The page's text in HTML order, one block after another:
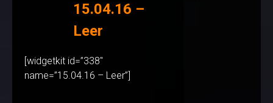
15.04.16 –
Leer
[widgetkit id=”338″
name=”15.04.16 – Leer”]